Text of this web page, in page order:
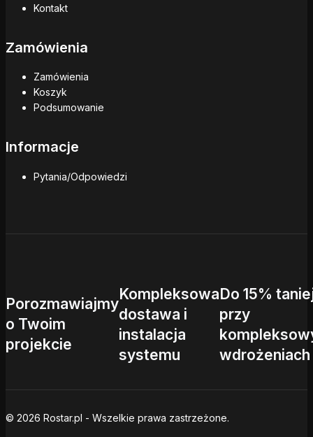
Kontakt
Zamówienia
Zamówienia
Koszyk
Podsumowanie
Informacje
Pytania/Odpowiedzi
Porozmawiajmy
o Twoim
projekcie
Kompleksowa
dostawa i
instalacja
systemu
Do 15%
przy
wdrożeniach
© 2026 Rostar.pl - Wszelkie prawa zastrzeżone.